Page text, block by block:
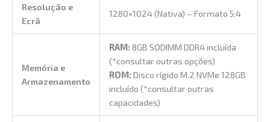
Resolução e
Ecrã
1280×1024 (Nativa) – Formato 5:4
Memória e
Armazenamento
RAM:8GB SODIMM DDR4 incluída
(*consultar outras opções)
ROM:Disco rígido M.2 NVMe 128GB
incluído (*consultar outras
capacidades)